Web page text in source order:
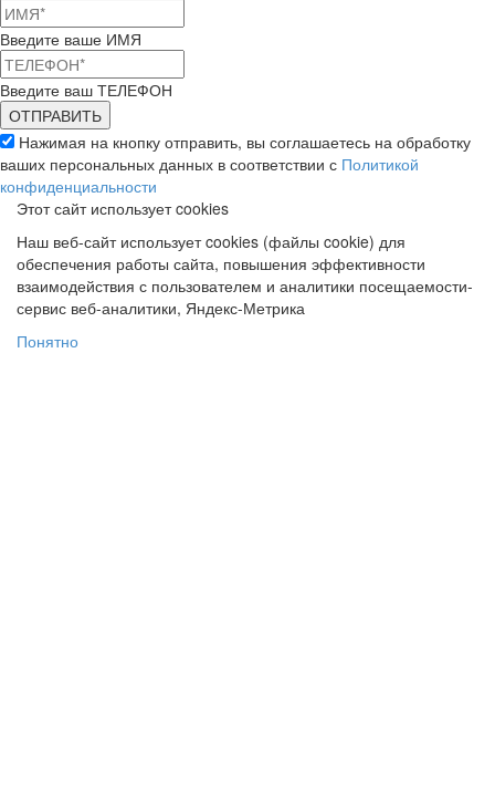
Введите ваше ИМЯ
Введите ваш ТЕЛЕФОН
Нажимая на кнопку отправить, вы соглашаетесь на обработку
ваших персональных данных в соответствии с Политикой
конфиденциальности
Этот сайт использует cookies
Наш веб-сайт использует cookies (файлы cookie) для
обеспечения работы сайта, повышения эффективности
взаимодействия с пользователем и аналитики посещаемости-
сервис веб-аналитики, Яндекс-Метрика
Понятно